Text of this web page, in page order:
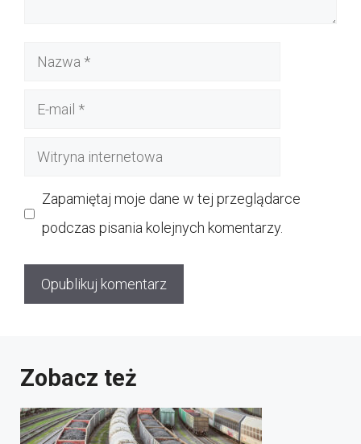
Nazwa
Witryna
Zapamiętaj moje dane w tej przeglądarce
podczas pisania kolejnych komentarzy.
Zobacz też